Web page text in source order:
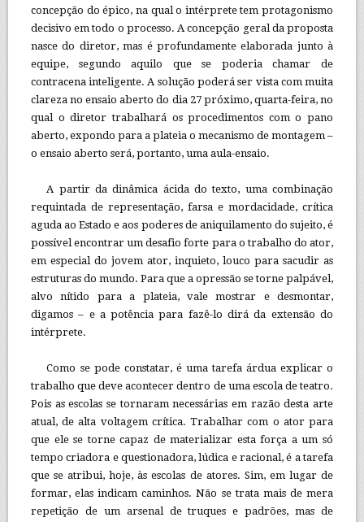
concepção do épico, na qual o intérprete tem protagonismo
decisivo em todo o processo. A concepção geral da proposta
nasce do diretor, mas é profundamente elaborada junto à
equipe, segundo aquilo que se poderia chamar de
contracena inteligente. A solução poderá ser vista com muita
clareza no ensaio aberto do dia 27 próximo, quarta-feira, no
qual o diretor trabalhará os procedimentos com o pano
aberto, expondo para a plateia o mecanismo de montagem –
o ensaio aberto será, portanto, uma aula-ensaio.
A partir da dinâmica ácida do texto, uma combinação
requintada de representação, farsa e mordacidade, crítica
aguda ao Estado e aos poderes de aniquilamento do sujeito, é
possível encontrar um desafio forte para o trabalho do ator,
em especial do jovem ator, inquieto, louco para sacudir as
estruturas do mundo. Para que a opressão se torne palpável,
alvo nítido para a plateia, vale mostrar e desmontar,
digamos – e a potência para fazê-lo dirá da extensão do
intérprete.
Como se pode constatar, é uma tarefa árdua explicar o
trabalho que deve acontecer dentro de uma escola de teatro.
Pois as escolas se tornaram necessárias em razão desta arte
atual, de alta voltagem crítica. Trabalhar com o ator para
que ele se torne capaz de materializar esta força a um só
tempo criadora e questionadora, lúdica e racional, é a tarefa
que se atribui, hoje, às escolas de atores. Sim, em lugar de
formar, elas indicam caminhos. Não se trata mais de mera
repetição de um arsenal de truques e padrões, mas de